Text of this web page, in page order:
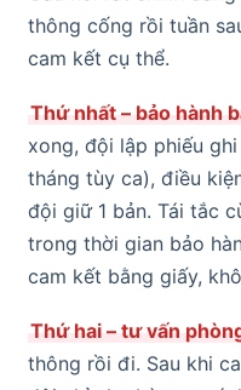
thông cống rồi tuần
cam kết cụ thể.
Thứ nhất – bảo hành
xong, đội lập phiếu
tháng tùy ca), điều
đội giữ 1 bản. Tái tắc
trong thời gian bảo
cam kết bằng giấy,
Thứ hai – tư vấn
thông rồi đi. Sau khi